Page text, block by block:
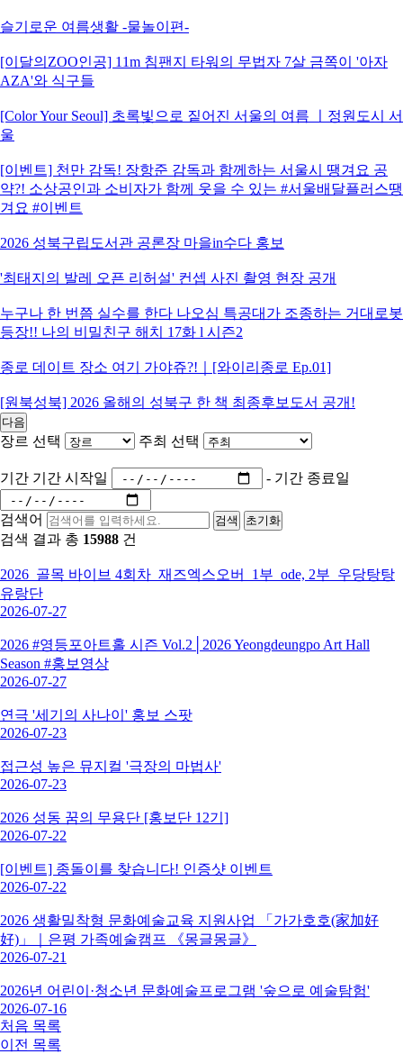
슬기로운 여름생활 -물놀이편-
[이달의ZOO인공] 11m 침팬지 타워의 무법자 7살 금쪽이 '아자
AZA'와 식구들
[Color Your Seoul] 초록빛으로 짙어진 서울의 여름 ㅣ정원도시 서
울
[이벤트] 천만 감독! 장항준 감독과 함께하는 서울시 땡겨요 공
약?! 소상공인과 소비자가 함께 웃을 수 있는 #서울배달플러스땡
겨요 #이벤트
2026 성북구립도서관 공론장 마을in수다 홍보
'최태지의 발레 오픈 리허설' 컨셉 사진 촬영 현장 공개
누구나 한 번쯤 실수를 한다 나오심 특공대가 조종하는 거대로봇
등장!! 나의 비밀친구 해치 17화 l 시즌2
종로 데이트 장소 여기 가야쥬?!｜[와이리종로 Ep.01]
[원북성북] 2026 올해의 성북구 한 책 최종후보도서 공개!
다음
장르 선택 주최 선택
기간 기간 시작일 - 기간 종료일
검색어 검색 초기화
검색 결과 총 15988 건
2026_골목 바이브 4회차_재즈엑스오버_1부_ode, 2부_우당탕탕
유랑단
2026-07-27
2026 #영등포아트홀 시즌 Vol.2│2026 Yeongdeungpo Art Hall
Season #홍보영상
2026-07-27
연극 '세기의 사나이' 홍보 스팟
2026-07-23
접근성 높은 뮤지컬 '극장의 마법사'
2026-07-23
2026 성동 꿈의 무용단 [홍보단 12기]
2026-07-22
[이벤트] 종돌이를 찾습니다! 인증샷 이벤트
2026-07-22
2026 생활밀착형 문화예술교육 지원사업 「가가호호(家加好
好)」｜은평 가족예술캠프 《몽글몽글》
2026-07-21
2026년 어린이·청소년 문화예술프로그램 '숲으로 예술탐험'
2026-07-16
처음 목록
이전 목록